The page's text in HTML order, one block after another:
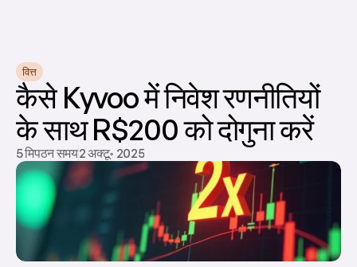
वित्त
कैसे Kyvoo में निवेश रणनीतियों
के साथ R$200 को दोगुना करें
5 मिपठन समय2 अक्टू॰ 2025